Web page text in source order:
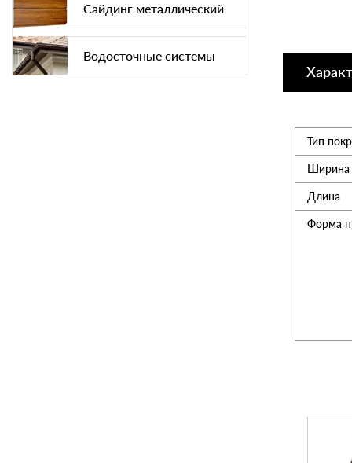
Сайдинг металлический
Водосточные системы
Тип
Ширина
Длина
Форма